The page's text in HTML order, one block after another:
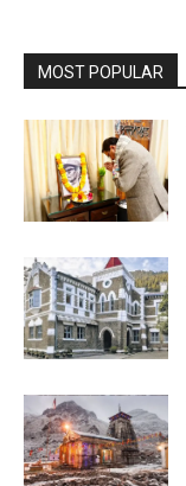
MOST POPULAR